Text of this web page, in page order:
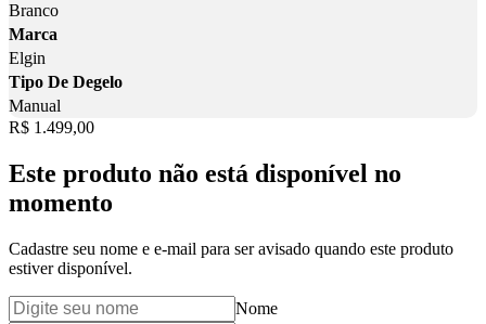
Branco
Marca
Elgin
Tipo De Degelo
Manual
Price:
R$ 1.499,00
Este produto não está disponível no
momento
Cadastre seu nome e e-mail para ser avisado quando este produto
estiver disponível.
Nome